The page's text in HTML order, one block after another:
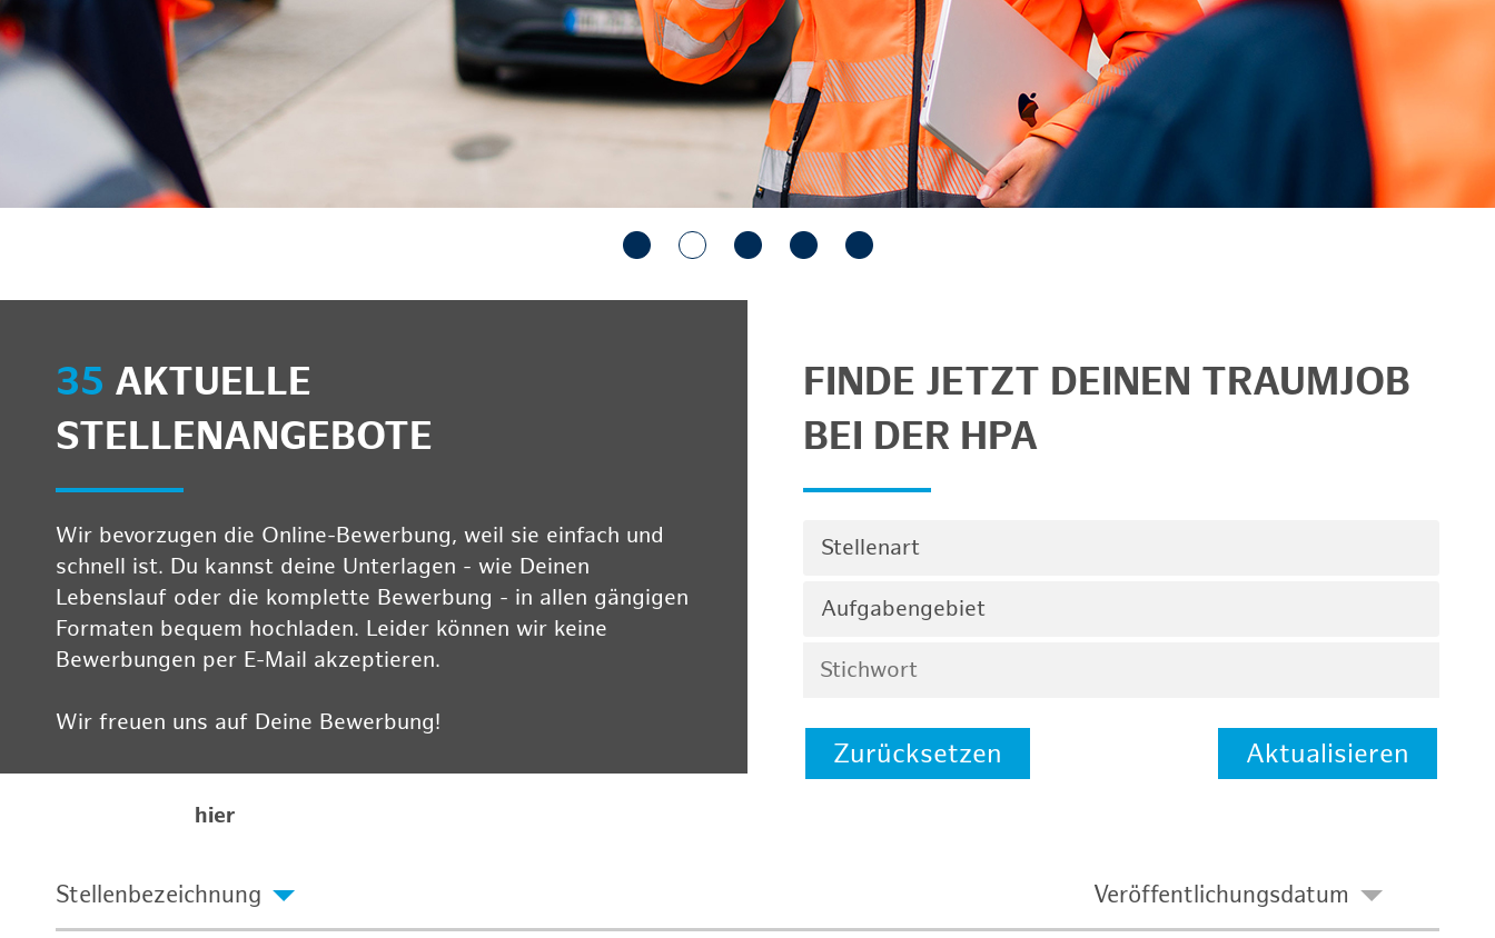
anzeigen/schließen
35 AKTUELLE
STELLENANGEBOTE
Wir bevorzugen die Online-Bewerbung, weil sie einfach und
schnell ist. Du kannst deine Unterlagen - wie Deinen
Lebenslauf oder die komplette Bewerbung - in allen gängigen
Formaten bequem hochladen. Leider können wir keine
Bewerbungen per E-Mail akzeptieren.
Wir freuen uns auf Deine Bewerbung!
hier
FINDE JETZT DEINEN TRAUMJOB
BEI DER HPA
Stellenart
Aufgabengebiet
Zurücksetzen Aktualisieren
Stellenbezeichnung Veröffentlichungsdatum